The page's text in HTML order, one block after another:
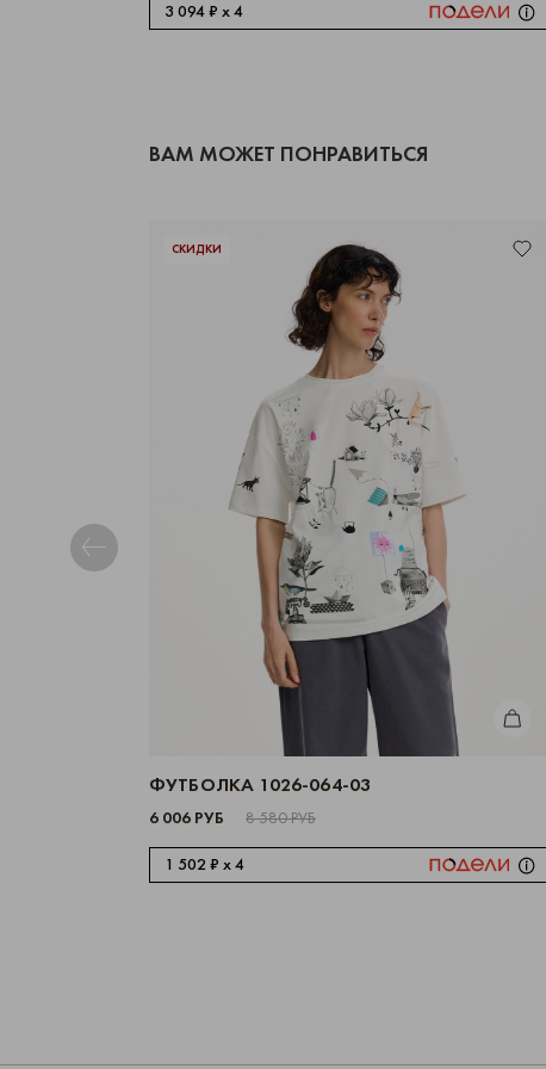
3 094 ₽ x 4
ВАМ МОЖЕТ ПОНРАВИТЬСЯ
КУПИТЬ
СКИДКИ
ФУТБОЛКА 1026-064-03
6 006 РУБ 8 580 РУБ
1 502 ₽ x 4